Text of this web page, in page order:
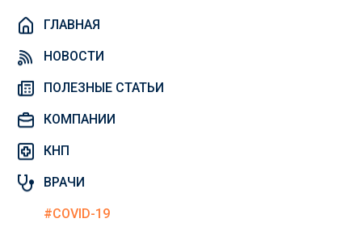
ГЛАВНАЯ
НОВОСТИ
ПОЛЕЗНЫЕ СТАТЬИ
КОМПАНИИ
КНП
ВРАЧИ
#COVID-19